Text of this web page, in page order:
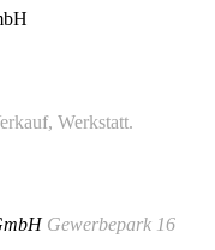
Werkstatt.
Gewerbepark 16